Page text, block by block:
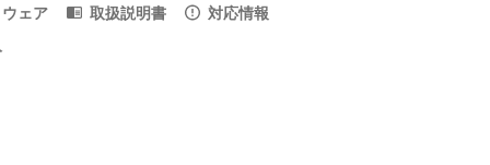
ェア 取扱説明書
対応情報